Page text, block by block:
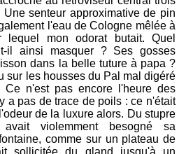
senteur approximative de pin
l'eau de Cologne mêlée à
lequel mon odorat butait. Quel
il ainsi masquer ? Ses gosses
dans la belle tuture à papa ?
sur les housses du Pal mal digéré
n'est pas encore l'heure des
a pas de trace de poils : ce n'était
de la luxure alors. Du stupre
violemment besogné sa
comme sur un plateau de